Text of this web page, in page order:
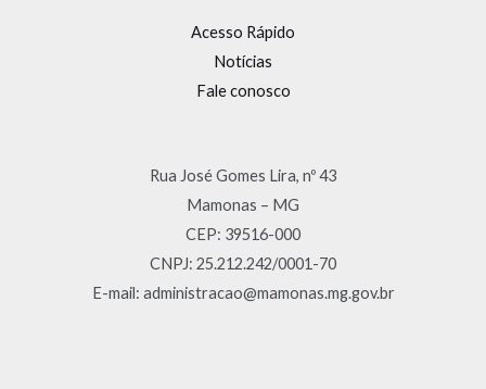
Acesso Rápido
Notícias
Fale conosco
Rua José Gomes Lira, nº 43
Mamonas – MG
CEP: 39516-000
CNPJ: 25.212.242/0001-70
E-mail: administracao@mamonas.mg.gov.br